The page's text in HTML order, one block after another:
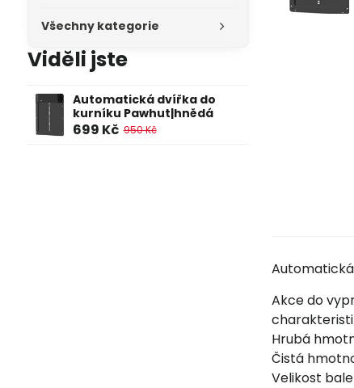
Akce do
Hrubá
Čistá
Velikost
Všechny kategorie
Viděli jste
Automatická dvířka do
kurníku Pawhut|hnědá
699 Kč 950 Kč